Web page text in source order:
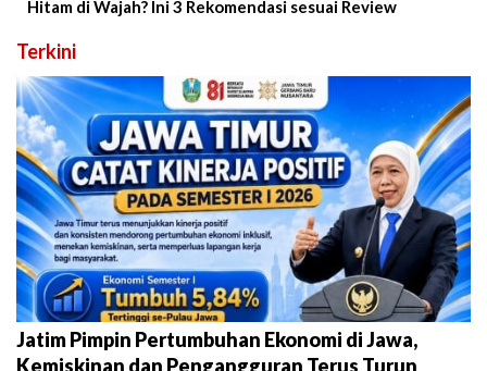
Hitam di Wajah? Ini 3 Rekomendasi sesuai Review
Terkini
Jatim Pimpin Pertumbuhan Ekonomi di Jawa,
Kemiskinan dan Pengangguran Terus Turun